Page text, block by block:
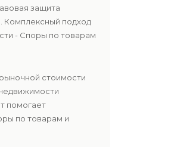
защита
Комплексный подход
- Споры по товарам
стоимости
помогает
по товарам и